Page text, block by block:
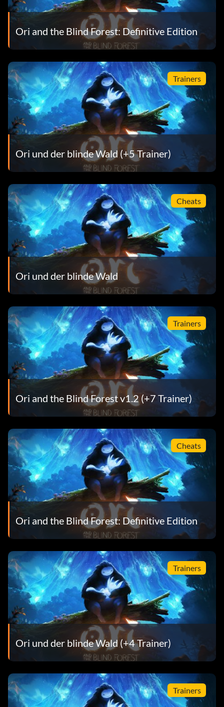
Ori and the Blind Forest: Definitive Edition
Trainers
Ori und der blinde Wald (+5 Trainer)
Cheats
Ori und der blinde Wald
Trainers
Ori and the Blind Forest v1.2 (+7 Trainer)
Cheats
Ori and the Blind Forest: Definitive Edition
Trainers
Ori und der blinde Wald (+4 Trainer)
Trainers